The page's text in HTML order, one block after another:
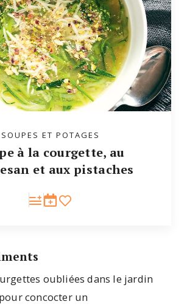
SOUPES ET POTAGES
à la courgette, au
et aux pistaches
oubliées dans le jardin
concocter un